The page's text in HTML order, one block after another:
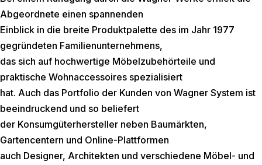
Abgeordnete einen spannenden
Einblick in die breite Produktpalette des im Jahr 1977
gegründeten Familienunternehmens,
das sich auf hochwertige Möbelzubehörteile und
praktische Wohnaccessoires spezialisiert
hat. Auch das Portfolio der Kunden von Wagner System ist
beeindruckend und so beliefert
der Konsumgüterhersteller neben Baumärkten,
Gartencentern und Online-Plattformen
auch Designer, Architekten und verschiedene Möbel- und